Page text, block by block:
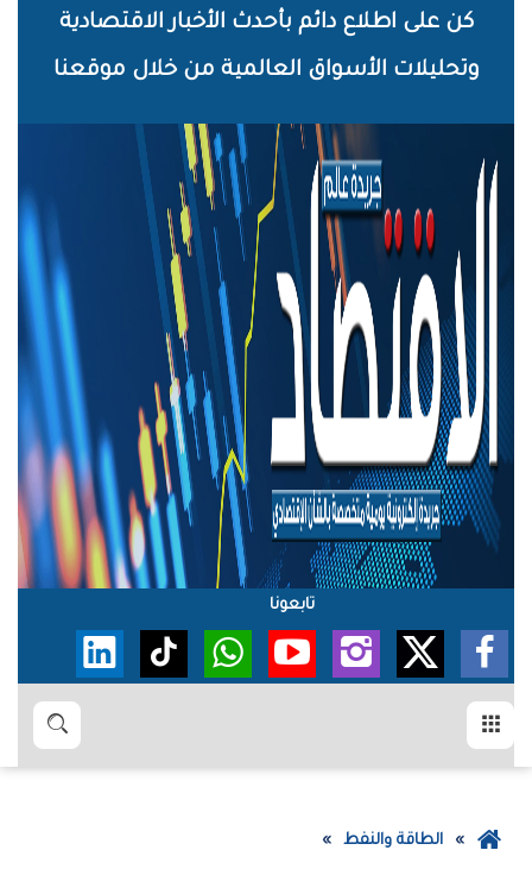
الرئيسي
كن على اطلاع دائم بأحدث الأخبار الاقتصادية
وتحليلات الأسواق العالمية من خلال موقعنا
تابعونا
بحث
عودة
الطاقة والنفط